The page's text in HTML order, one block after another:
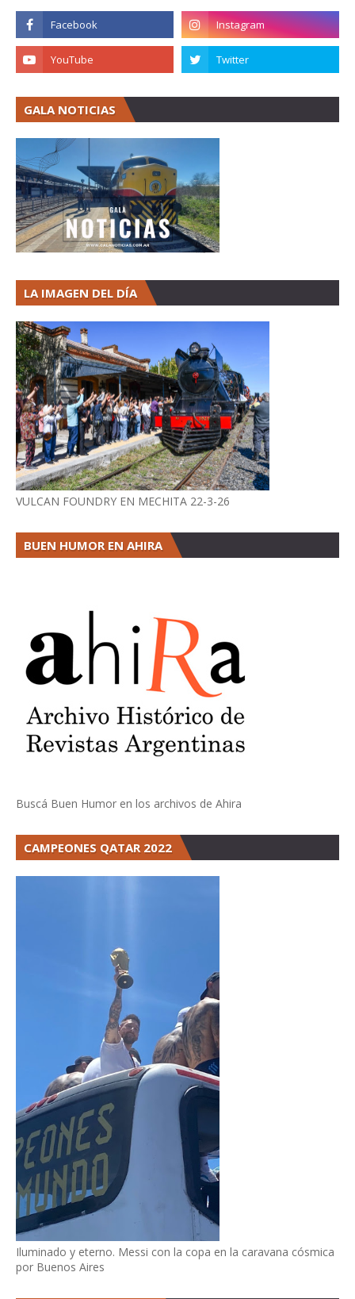
GALA NOTICIAS
LA IMAGEN DEL DÍA
VULCAN FOUNDRY EN MECHITA 22-3-26
BUEN HUMOR EN AHIRA
Buscá Buen Humor en los archivos de Ahira
CAMPEONES QATAR 2022
Iluminado y eterno. Messi con la copa en la caravana cósmica
por Buenos Aires